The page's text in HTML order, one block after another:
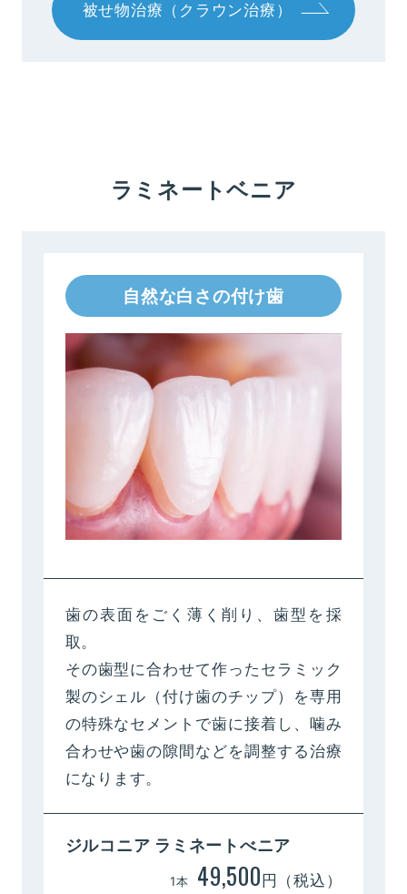
被せ物治療（クラウン治療）
ラミネートベニア
自然な白さの付け歯
歯の表面をごく薄く削り、歯型を採
取。
その歯型に合わせて作ったセラミック
製のシェル（付け歯のチップ）を専用
の特殊なセメントで歯に接着し、噛み
合わせや歯の隙間などを調整する治療
になります。
ジルコニア ラミネートべニア
1本 49,500 円（税込）